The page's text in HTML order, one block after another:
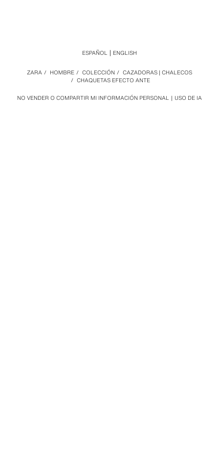
NO VENDER O COMPARTIR MI INFORMACIÓN PERSONAL USO DE IA
ZARA / HOMBRE / COLECCIÓN / CAZADORAS | CHALECOS
/ CHAQUETAS EFECTO ANTE
ESPAÑOL ENGLISH